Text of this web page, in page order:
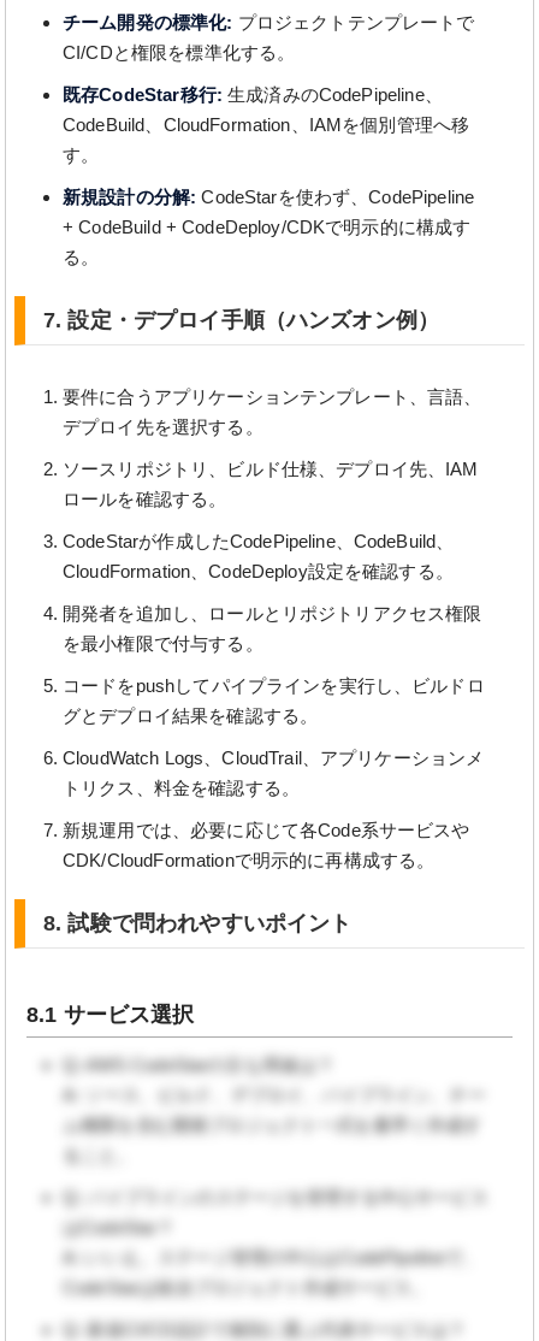
チーム開発の標準化: プロジェクトテンプレートで
CI/CDと権限を標準化する。
既存CodeStar移行: 生成済みのCodePipeline、
CodeBuild、CloudFormation、IAMを個別管理へ移
す。
新規設計の分解: CodeStarを使わず、CodePipeline
+ CodeBuild + CodeDeploy/CDKで明示的に構成す
る。
7. 設定・デプロイ手順（ハンズオン例）
要件に合うアプリケーションテンプレート、言語、
デプロイ先を選択する。
ソースリポジトリ、ビルド仕様、デプロイ先、IAM
ロールを確認する。
CodeStarが作成したCodePipeline、CodeBuild、
CloudFormation、CodeDeploy設定を確認する。
開発者を追加し、ロールとリポジトリアクセス権限
を最小権限で付与する。
コードをpushしてパイプラインを実行し、ビルドロ
グとデプロイ結果を確認する。
CloudWatch Logs、CloudTrail、アプリケーションメ
トリクス、料金を確認する。
新規運用では、必要に応じて各Code系サービスや
CDK/CloudFormationで明示的に再構成する。
8. 試験で問われやすいポイント
8.1 サービス選択
Q: AWS CodeStarの主な用途は？
ム権限を含む開発プロジェクト一式を素早く作成す
はCodeStar？
A: いいえ。ステージ管理の中心はCodePipelineで、
CodeStarは統合プロジェクト作成サービス。
Q: 新規CI/CD設計で個別に選ぶ代表サービスは？